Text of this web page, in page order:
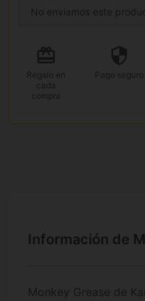
No enviamos este
Regalo en
cada
compra
Pago seguro
Información de
Monkey Grease de